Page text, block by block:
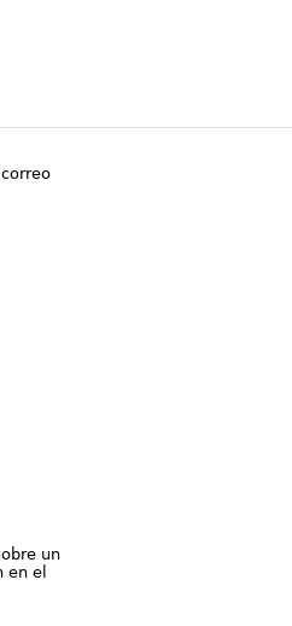
un
en el